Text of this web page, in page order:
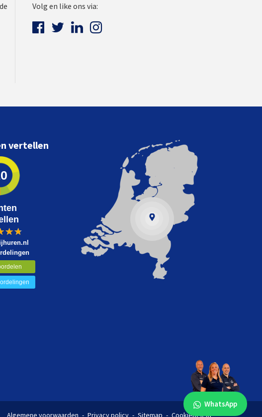
Volg en like ons via:
vertellen
Algemene voorwaarden Privacy policy Sitemap Cookiebeleid
WhatsApp